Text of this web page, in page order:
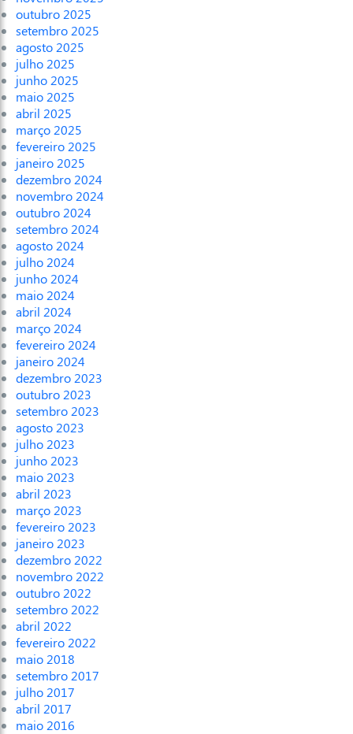
outubro 2025
setembro 2025
agosto 2025
julho 2025
junho 2025
maio 2025
abril 2025
março 2025
fevereiro 2025
janeiro 2025
dezembro 2024
novembro 2024
outubro 2024
setembro 2024
agosto 2024
julho 2024
junho 2024
maio 2024
abril 2024
março 2024
fevereiro 2024
janeiro 2024
dezembro 2023
outubro 2023
setembro 2023
agosto 2023
julho 2023
junho 2023
maio 2023
abril 2023
março 2023
fevereiro 2023
janeiro 2023
dezembro 2022
novembro 2022
outubro 2022
setembro 2022
abril 2022
fevereiro 2022
maio 2018
setembro 2017
julho 2017
abril 2017
maio 2016